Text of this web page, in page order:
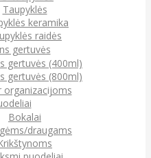
Taupyklės
keramika
raidės
gertuvės
gertuvės (400ml)
gertuvės (800ml)
organizacijoms
Bokalai
draugams